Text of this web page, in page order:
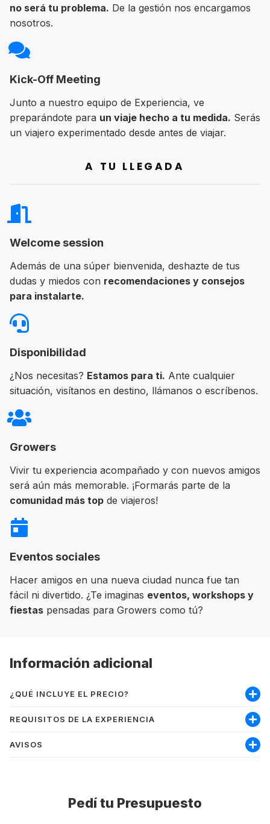
no será tu problema. De la gestión nos encargamos
nosotros.
Kick-Off Meeting
Junto a nuestro equipo de Experiencia, ve
preparándote para un viaje hecho a tu medida. Serás
un viajero experimentado desde antes de viajar.
A TU LLEGADA
Welcome session
Además de una súper bienvenida, deshazte de tus
dudas y miedos con recomendaciones y consejos
para instalarte.
Disponibilidad
¿Nos necesitas? Estamos para ti. Ante cualquier
situación, visítanos en destino, llámanos o escríbenos.
Growers
Vivir tu experiencia acompañado y con nuevos amigos
será aún más memorable. ¡Formarás parte de la
comunidad más top de viajeros!
Eventos sociales
Hacer amigos en una nueva ciudad nunca fue tan
fácil ni divertido. ¿Te imaginas eventos, workshops y
fiestas pensadas para Growers como tú?
Información adicional
¿QUÉ INCLUYE EL PRECIO?
Incluye:
Gestión y coste del visado
REQUISITOS DE LA EXPERIENCIA
AVISOS
precio total dependerá del tipo de cambio
Pedí tu Presupuesto